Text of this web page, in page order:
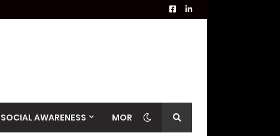
SOCIAL AWARENESS MORE